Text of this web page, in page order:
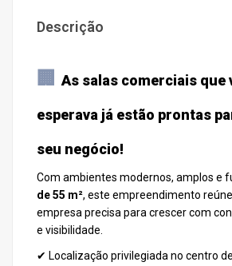
Descrição
🏢 As salas comerciais que
esperava já estão prontas
seu negócio!
Com ambientes modernos, amplos e
de 55 m², este empreendimento
empresa precisa para crescer com
e visibilidade.
✔ Localização privilegiada no centro